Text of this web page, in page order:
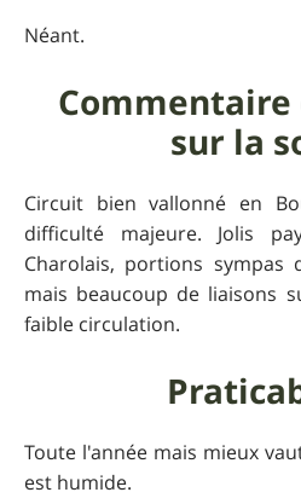
Néant.
sur la
Circuit bien vallonné en
difficulté majeure. Jolis
Charolais, portions sympas
mais beaucoup de liaisons
faible circulation.
Toute l'année mais mieux
est humide.